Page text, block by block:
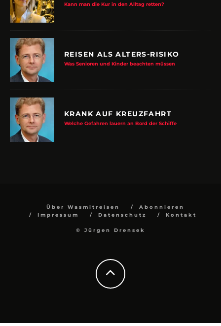
Kann man die Kur in den Alltag retten?
REISEN ALS ALTERS-RISIKO
Was Senioren und Kinder beachten müssen
KRANK AUF KREUZFAHRT
Welche Gefahren lauern an Bord der Schiffe
Über Wasmitreisen
Abonnieren
Impressum
Datenschutz Kontakt
© Jürgen Drensek